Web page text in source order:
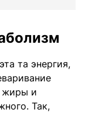
та энергия,
жиры и
Так,